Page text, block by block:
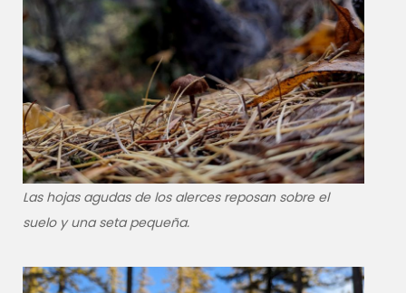
Las hojas agudas de los alerces reposan sobre el
suelo y una seta pequeña.